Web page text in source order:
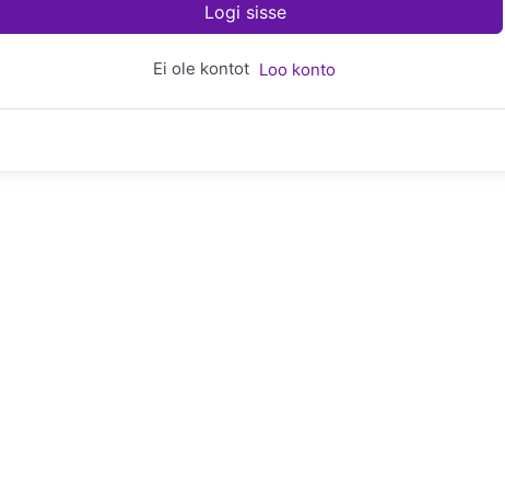
Logi sisse
Ei ole kontot Loo konto